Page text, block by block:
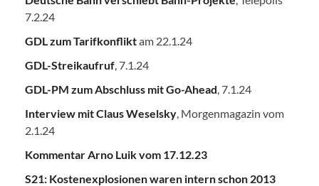
7.2.24
GDL zum Tarifkonfliktam 22.1.24
GDL-Streikaufruf , 7.1.24
GDL-PM zum Abschluss mit Go-Ahead , 7.1.24
Interview mit Claus Weselsky , Morgenmagazin vom
2.1.24
Kommentar Arno Luik vom 17.12.23
S21: Kostenexplosionen waren intern schon 2013